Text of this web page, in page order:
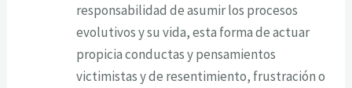
responsabilidad de asumir los procesos
evolutivos y su vida, esta forma de actuar
propicia conductas y pensamientos
victimistas y de resentimiento, frustración o